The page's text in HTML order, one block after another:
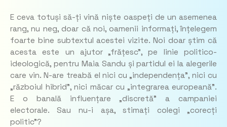
E ceva totuși să-ți vină niște oaspeți de un asemenea
rang, nu neg, doar că noi, oamenii informați, înțelegem
foarte bine subtextul acestei vizite. Noi doar știm că
acesta este un ajutor „frățesc”, pe linie politico-
ideologică, pentru Maia Sandu și partidul ei la alegerile
care vin. N-are treabă el nici cu „independența”, nici cu
„războiul hibrid”, nici măcar cu „integrarea europeană”.
E o banală influențare „discretă” a campaniei
electorale. Sau nu-i așa, stimați colegi „corecți
politic”?